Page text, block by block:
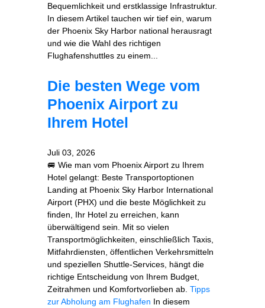
Bequemlichkeit und erstklassige Infrastruktur.
In diesem Artikel tauchen wir tief ein, warum
der Phoenix Sky Harbor national herausragt
und wie die Wahl des richtigen
Flughafenshuttles zu einem...
Die besten Wege vom
Phoenix Airport zu
Ihrem Hotel
Juli 03, 2026
🚐 Wie man vom Phoenix Airport zu Ihrem
Hotel gelangt: Beste Transportoptionen
Landing at Phoenix Sky Harbor International
Airport (PHX) und die beste Möglichkeit zu
finden, Ihr Hotel zu erreichen, kann
überwältigend sein. Mit so vielen
Transportmöglichkeiten, einschließlich Taxis,
Mitfahrdiensten, öffentlichen Verkehrsmitteln
und speziellen Shuttle‑Services, hängt die
richtige Entscheidung von Ihrem Budget,
Zeitrahmen und Komfortvorlieben ab. Tipps
zur Abholung am Flughafen In diesem